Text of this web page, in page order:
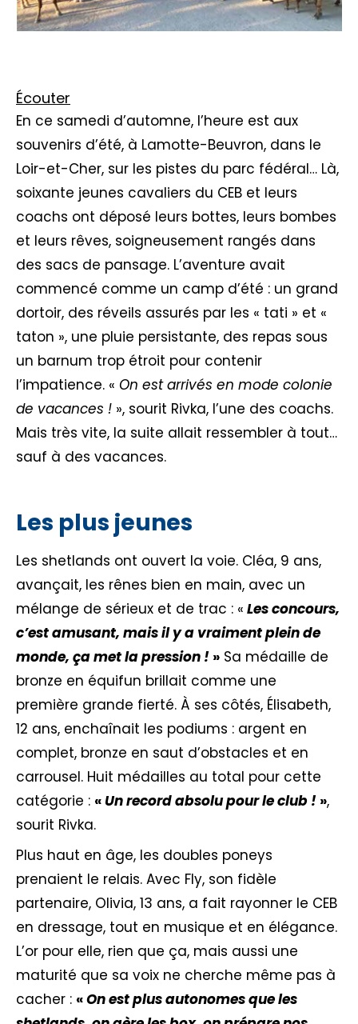
Écouter
En ce samedi d’automne, l’heure est aux
souvenirs d’été, à Lamotte-Beuvron, dans le
Loir-et-Cher, sur les pistes du parc fédéral… Là,
soixante jeunes cavaliers du CEB et leurs
coachs ont déposé leurs bottes, leurs bombes
et leurs rêves, soigneusement rangés dans
des sacs de pansage. L’aventure avait
commencé comme un camp d’été : un grand
dortoir, des réveils assurés par les « tati » et «
taton », une pluie persistante, des repas sous
un barnum trop étroit pour contenir
l’impatience. « On est arrivés en mode colonie
de vacances ! », sourit Rivka, l’une des coachs.
Mais très vite, la suite allait ressembler à tout…
sauf à des vacances.
Les plus jeunes
Les shetlands ont ouvert la voie. Cléa, 9 ans,
avançait, les rênes bien en main, avec un
mélange de sérieux et de trac : « Les concours,
c’est amusant, mais il y a vraiment plein de
monde, ça met la pression ! » Sa médaille de
bronze en équifun brillait comme une
première grande fierté. À ses côtés, Élisabeth,
12 ans, enchaînait les podiums : argent en
complet, bronze en saut d’obstacles et en
carrousel. Huit médailles au total pour cette
catégorie : « Un record absolu pour le club ! »,
sourit Rivka.
Plus haut en âge, les doubles poneys
prenaient le relais. Avec Fly, son fidèle
partenaire, Olivia, 13 ans, a fait rayonner le CEB
en dressage, tout en musique et en élégance.
L’or pour elle, rien que ça, mais aussi une
maturité que sa voix ne cherche même pas à
cacher : «On est plus autonomes que les